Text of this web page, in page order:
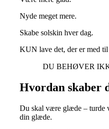
Nyde meget mere.
Skabe solskin hver dag.
KUN lave det, der er med
DU BEHØVER
Hvordan skaber
Du skal være glæde – turde
din glæde.